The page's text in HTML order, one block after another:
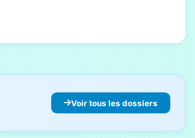
Voir tous les dossiers